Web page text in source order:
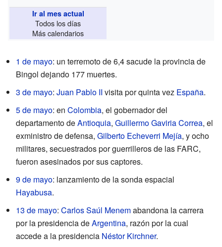
Ir al mes actual
Todos los días
Más calendarios
1 de mayo: un terremoto de 6,4 sacude la provincia de
Bingol dejando 177 muertes.
3 de mayo: Juan Pablo II visita por quinta vez España.
5 de mayo: en Colombia, el gobernador del
departamento deAntioquia, Guillermo Gaviria Correa, el
exministro de defensa, Gilberto Echeverri Mejía, y ocho
militares, secuestrados por guerrilleros de las FARC,
fueron asesinados por sus captores.
9 de mayo: lanzamiento de la sonda espacial
Hayabusa.
13 de mayo: Carlos Saúl Menemabandona la carrera
por la presidencia deArgentina, razón por la cual
accede a la presidencia Néstor Kirchner.